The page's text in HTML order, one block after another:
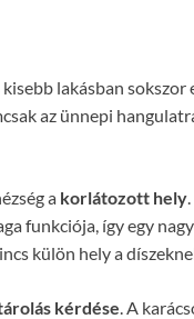
lakásban
az ünnepi
a korlátozott hely
funkciója, így egy
külön hely a
kérdése . A